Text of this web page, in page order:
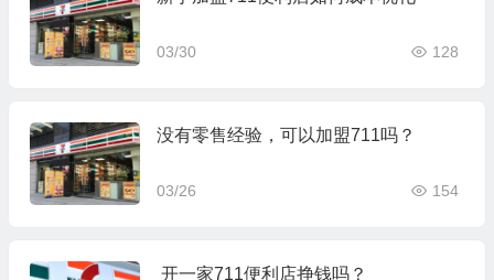
03/30 128
没有零售经验，可以加盟711吗？
03/26 154
开一家711便利店挣钱吗？